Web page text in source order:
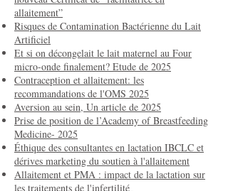
allaitement”
Risques de Contamination Bactérienne du Lait
Artificiel
Et si on décongelait le lait maternel au Four
micro-onde finalement? Etude de 2025
Contraception et allaitement: les
recommandations de l'OMS 2025
Aversion au sein, Un article de 2025
Prise de position de l’Academy of Breastfeeding
Medicine- 2025
Éthique des consultantes en lactation IBCLC et
dérives marketing du soutien à l'allaitement
Allaitement et PMA : impact de la lactation sur
les traitements de l'infertilité